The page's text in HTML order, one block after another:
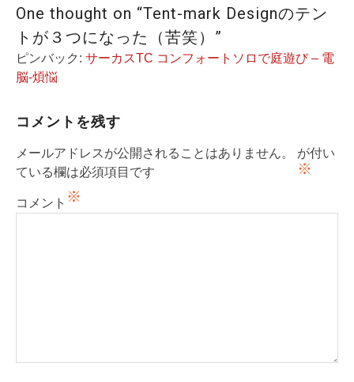
ー
シ
ョ
ン
One thought on “Tent-mark Designのテン
トが３つになった（苦笑）”
ピンバック: サーカスTC コンフォートソロで庭遊び – 電
脳-煩悩
コメントを残す
メールアドレスが公開されることはありません。
※
が付い
ている欄は必須項目です
コメント ※